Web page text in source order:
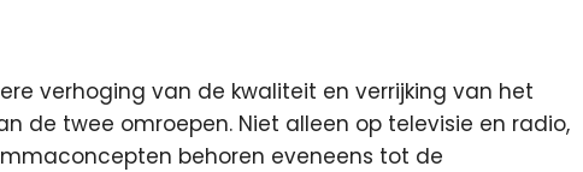
verhoging van de kwaliteit en verrijking van het
de twee omroepen. Niet alleen op televisie en radio,
behoren eveneens tot de